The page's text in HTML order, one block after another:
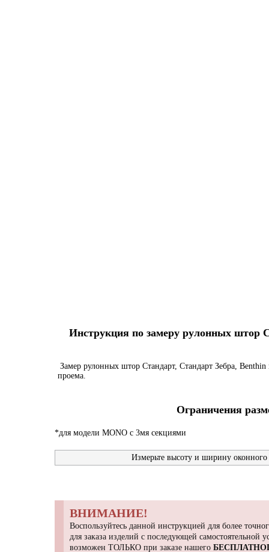
Инструкция по замеру рулонных штор
Замер рулонных штор Стандарт, Стандарт Зебра,
проема.
Ограничения
*для модели MONO с 3мя секциями
Измерьте высоту и ширину оконного
ВНИМАНИЕ!
Воспользуйтесь данной инструкцией для более
для заказа изделий с последующей
возможен ТОЛЬКО при заказе нашего